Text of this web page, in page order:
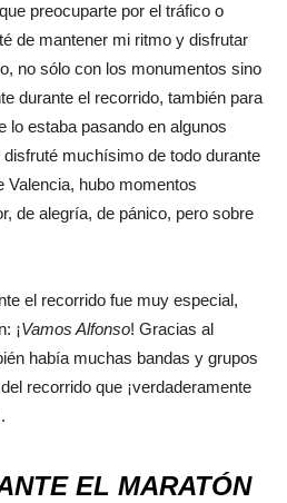
preocuparte por el tráfico o
de mantener mi ritmo y disfrutar
no sólo con los monumentos sino
durante el recorrido, también para
lo estaba pasando en algunos
muchísimo de todo durante
Valencia, hubo momentos
de alegría, de pánico, pero sobre
el recorrido fue muy especial,
¡Vamos Alfonso! Gracias al
había muchas bandas y grupos
recorrido que ¡verdaderamente
EL MARATÓN